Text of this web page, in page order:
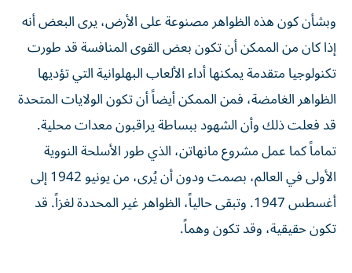
وبشأن كون هذه الظواهر مصنوعة على الأرض، يرى البعض أنه
إذا كان من الممكن أن تكون بعض القوى المنافسة قد طورت
تكنولوجيا متقدمة يمكنها أداء الألعاب البهلوانية التي تؤديها
الظواهر الغامضة، فمن الممكن أيضاً أن تكون الولايات المتحدة
قد فعلت ذلك وأن الشهود ببساطة يراقبون معدات محلية.
تماماً كما عمل مشروع مانهاتن، الذي طور الأسلحة النووية
الأولى في العالم، بصمت ودون أن يُرى، من يونيو 1942 إلى
أغسطس 1947. وتبقى حالياً، الظواهر غير المحددة لغزاً. قد
تكون حقيقية، وقد تكون وهماً.